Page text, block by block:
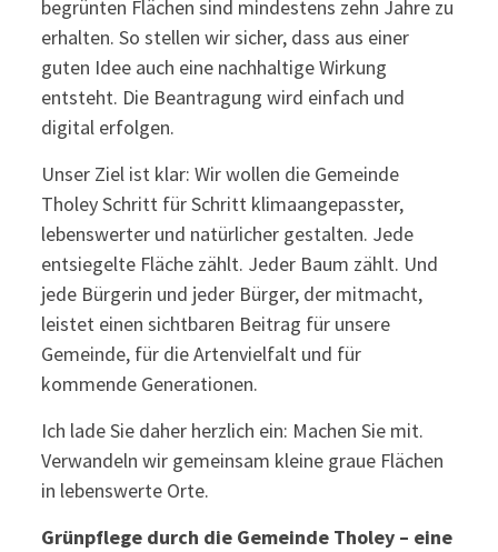
begrünten Flächen sind mindestens zehn Jahre zu
erhalten. So stellen wir sicher, dass aus einer
guten Idee auch eine nachhaltige Wirkung
entsteht. Die Beantragung wird einfach und
digital erfolgen.
Unser Ziel ist klar: Wir wollen die Gemeinde
Tholey Schritt für Schritt klimaangepasster,
lebenswerter und natürlicher gestalten. Jede
entsiegelte Fläche zählt. Jeder Baum zählt. Und
jede Bürgerin und jeder Bürger, der mitmacht,
leistet einen sichtbaren Beitrag für unsere
Gemeinde, für die Artenvielfalt und für
kommende Generationen.
Ich lade Sie daher herzlich ein: Machen Sie mit.
Verwandeln wir gemeinsam kleine graue Flächen
in lebenswerte Orte.
Grünpflege durch die Gemeinde Tholey – eine